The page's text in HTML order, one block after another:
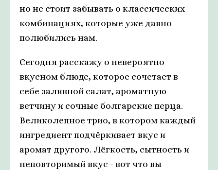
но не стоит забывать о классических
комбинациях, которые уже давно
полюбились нам.
Сегодня расскажу о невероятно
вкусном блюде, которое сочетает в
себе заливной салат, ароматную
ветчину и сочные болгарские перца.
Великолепное трио, в котором каждый
ингредиент подчёркивает вкус и
аромат другого. Лёгкость, сытность и
неповторимый вкус - вот что вы